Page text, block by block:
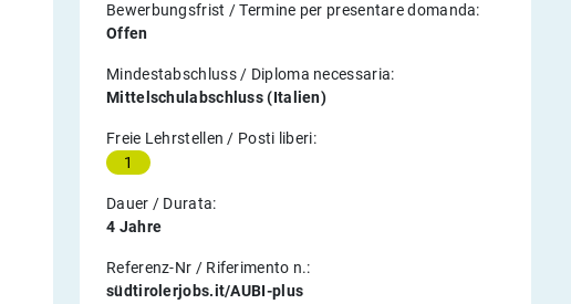
Bewerbungsfrist / Termine per presentare domanda:
Offen
Mindestabschluss / Diploma necessaria:
Mittelschulabschluss (Italien)
Freie Lehrstellen / Posti liberi:
1
Dauer / Durata:
4 Jahre
Referenz-Nr / Riferimento n.:
südtirolerjobs.it/AUBI-plus